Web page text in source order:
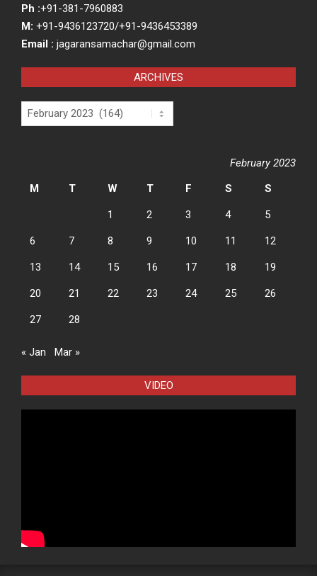
Ph :+91-381-7960883
M: +91-9436123720/+91-9436453389
Email : jagaransamachar@gmail.com
ARCHIVES
Archives
February 2023
M
T W T F S S
1 2 3 4 5
6 7 8 9 10 11 12
13 14 15 16 17 18 19
20 21 22 23 24 25 26
27 28
« Jan Mar »
VIDEO